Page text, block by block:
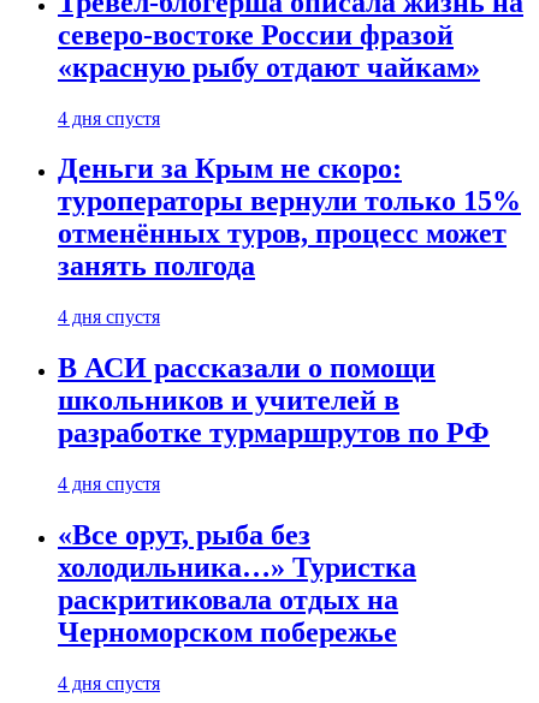
северо-востоке России фразой
«красную рыбу отдают чайкам»
4 дня спустя
Деньги за Крым не скоро:
туроператоры вернули только 15%
отменённых туров, процесс может
занять полгода
4 дня спустя
В АСИ рассказали о помощи
школьников и учителей в
разработке турмаршрутов по РФ
4 дня спустя
«Все орут, рыба без
холодильника…» Туристка
раскритиковала отдых на
Черноморском побережье
4 дня спустя